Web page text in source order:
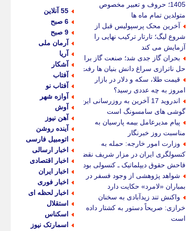
1405؛ حروف و تعبیر مخصوص
متولدین تمام ماه ها
آخرین محک پرسپولیس قبل از
شروع لیگ؛ تارتار ترکیب نهایی را
آزمایش می کند
بحران گاز جدی شد؛ صنعت گاز برای
حل ناترازی سراغ دانش بنیان ها رفت
قیمت طلا، سکه و دلار در بازار
امروز به چه عددی رسید؟
اندروید 17 آخرین به روزرسانی این
گوشی های سامسونگ است
پیام مدیرعامل بیمه پارسیان به
مناسبت روز خبرنگار
وزارت امور خارجه: حمله به
کنسولگری ایران در مزار شریف نقض
فاحش حقوق دیپلماتیک ـ کنسولی بود
شواهد پژوهشی از وجود فسفر در
بمباران «لامرد» حکایت دارد
واکنش تند زیدآبادی به سخنان
خرازی: صریحاً دستور به کشتار داده
است
55 آنلاین
6 صبح
9 صبح
آرمان ملی
آریا
آشکار
آفتاب
آفتاب نو
آوازه شهر
آوش
آهن نیوز
آینده روشن
اتومبیل فارسی
اخبار ارسالی
اخبار اقتصادی
اخبار ایران
اخبار فوری
اخبار لحظه ای
استقلال
اسکناس
اسمارتک نیوز